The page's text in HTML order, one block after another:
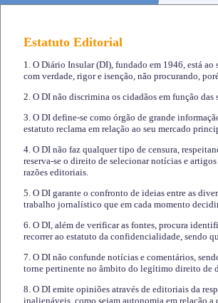
Estatuto Editorial
1. O Diário Insular (DI), fundado em 1946, está
com verdade, rigor e isenção, não procurando,
2. O DI não discrimina os cidadãos em função
3. O DI define-se como órgão de grande
estatuto reclama em relação ao seu mercado
4. O DI não faz qualquer tipo de censura,
reserva-se o direito de selecionar notícias e
razões editoriais.
5. O DI garante o confronto de ideias entre as
trabalho jornalístico que em cada momento
6. O DI, além de verificar as fontes, procura
recorrer ao estatuto da confidencialidade, sendo
7. O DI não confunde notícias e comentários,
torne pertinente no âmbito do legítimo direito de
8. O DI emite opiniões através de editoriais da
inalienáveis, como sejam autonomia em relação a